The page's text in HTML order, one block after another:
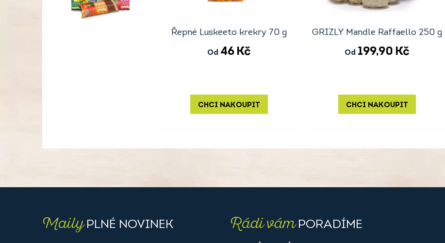
Řepné Luskeeto krekry 70 g
Od 46 Kč
CHCI NAKOUPIT
GRIZLY Mandle Raffaello 250 g
Od 199,90 Kč
CHCI NAKOUPIT
MailyPLNÉ NOVINEK Rádi vámPORADÍME